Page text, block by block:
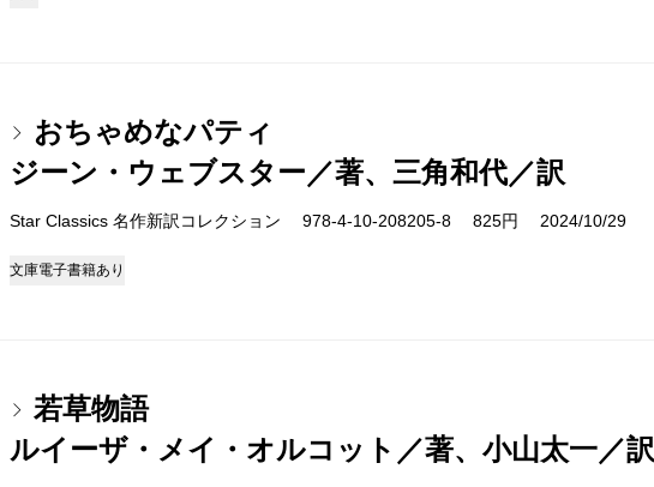
おちゃめなパティ
ジーン・ウェブスター／著、三角和代／訳
Star Classics 名作新訳コレクション 978-4-10-208205-8 825円 2024/10/29
文庫電子書籍あり
若草物語
ルイーザ・メイ・オルコット／著、小山太一／訳